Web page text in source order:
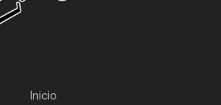
Inicio